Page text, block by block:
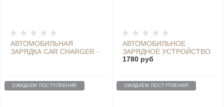
АВТОМОБИЛЬНАЯ
ЗАРЯДКА CAR CHARGER -
АВТОМОБИЛЬНОЕ
ЗАРЯДНОЕ УСТРОЙСТВО
CAR CHARGER FAST
1780 руб
ОЖИДАЕМ ПОСТУПЛЕНИЯ ОЖИДАЕМ ПОСТУПЛЕНИЯ